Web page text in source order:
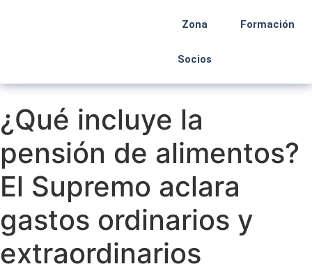
Zona
Socios
Formación
¿Qué incluye la
pensión de alimentos?
El Supremo aclara
gastos ordinarios y
extraordinarios